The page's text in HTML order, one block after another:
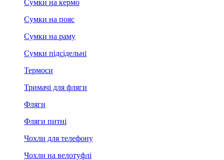
Сумки на кермо
Сумки на пояс
Сумки на раму
Сумки підсідельні
Термоси
Тримачі для фляги
Фляги
Фляги питні
Чохли для телефону
Чохли на велотуфлі